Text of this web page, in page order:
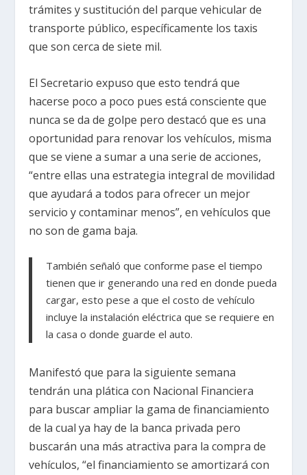
trámites y sustitución del parque vehicular de
transporte público, específicamente los taxis
que son cerca de siete mil.
El Secretario expuso que esto tendrá que
hacerse poco a poco pues está consciente que
nunca se da de golpe pero destacó que es una
oportunidad para renovar los vehículos, misma
que se viene a sumar a una serie de acciones,
“entre ellas una estrategia integral de movilidad
que ayudará a todos para ofrecer un mejor
servicio y contaminar menos”, en vehículos que
no son de gama baja.
También señaló que conforme pase el tiempo
tienen que ir generando una red en donde pueda
cargar, esto pese a que el costo de vehículo
incluye la instalación eléctrica que se requiere en
la casa o donde guarde el auto.
Manifestó que para la siguiente semana
tendrán una plática con Nacional Financiera
para buscar ampliar la gama de financiamiento
de la cual ya hay de la banca privada pero
buscarán una más atractiva para la compra de
vehículos, “el financiamiento se amortizará con